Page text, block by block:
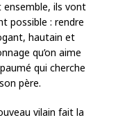
ensemble, ils vont
possible : rendre
hautain et
qu’on aime
qui cherche
père.
vilain fait la